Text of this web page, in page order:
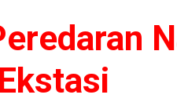
News